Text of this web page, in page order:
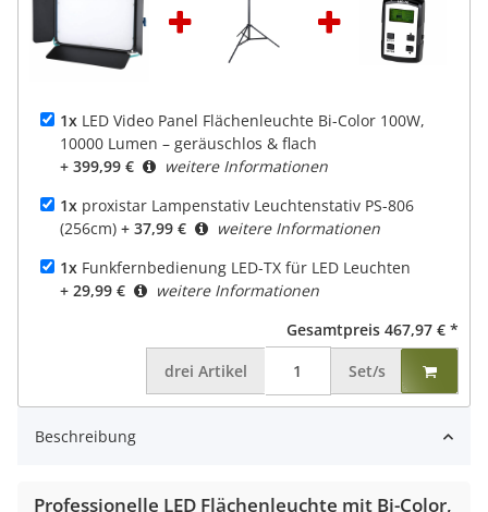
1x LED Video Panel Flächenleuchte Bi-Color 100W,
10000 Lumen – geräuschlos & flach
+ 399,99 €
weitere Informationen
1x proxistar Lampenstativ Leuchtenstativ PS-806
(256cm) + 37,99 €
weitere Informationen
1x Funkfernbedienung LED-TX für LED Leuchten
+ 29,99 €
weitere Informationen
Gesamtpreis 467,97 € *
drei Artikel Set/s
Beschreibung
Professionelle LED Flächenleuchte mit Bi-Color,